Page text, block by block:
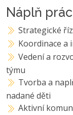
Náplň
Strategické
Koordinace a
Vedení a
týmu
Tvorba a
nadané děti
Aktivní